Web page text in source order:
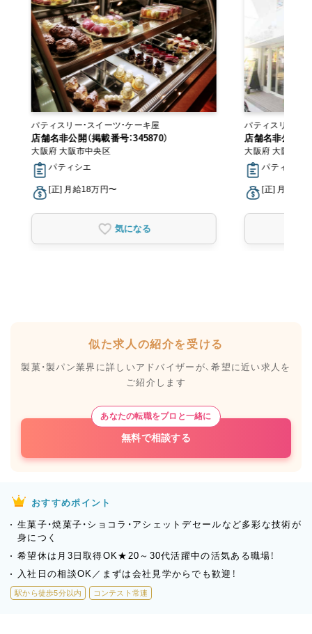
パティスリー・スイーツ・ケーキ屋
店舗名非公開（掲載番号：345870）
大阪府 大阪市中央区
パティシエ
[正] 月給18万円〜
気になる
パティスリー・ス
店舗名非公開（
大阪府 大阪市東
パティシエ
[正] 月給18
似た求人の紹介を受ける
製菓・製パン業界に詳しいアドバイザーが、希望に近い求人を
ご紹介します
あなたの転職をプロと一緒に
無料で相談する
おすすめポイント
生菓子・焼菓子・ショコラ・アシェットデセールなど多彩な技術が
身につく
希望休は月3日取得OK★20～30代活躍中の活気ある職場！
入社日の相談OK／まずは会社見学からでも歓迎！
駅から徒歩5分以内 コンテスト常連